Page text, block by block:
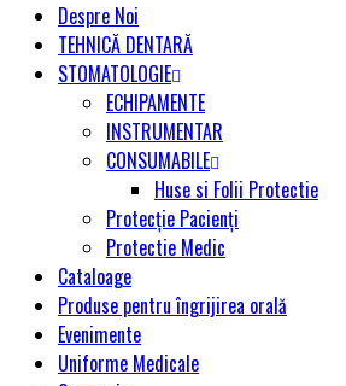
Despre Noi
TEHNICĂ DENTARĂ
STOMATOLOGIE
ECHIPAMENTE
INSTRUMENTAR
CONSUMABILE
Huse si Folii Protectie
Protecție Pacienți
Protectie Medic
Cataloage
Produse pentru îngrijirea orală
Evenimente
Uniforme Medicale